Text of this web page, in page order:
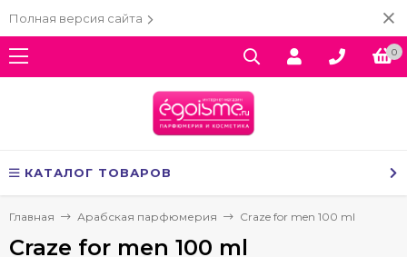
Полная версия сайта
0
КАТАЛОГ ТОВАРОВ
Главная Арабская парфюмерия Craze for men 100 ml
Craze for men 100 ml